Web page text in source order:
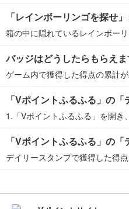
「レインボーリンゴを探せ」
箱の中に隠れているレインボー
バッジはどうしたらもらえま
ゲーム内で獲得した得点の累計
「Vポイントふるふる」の「
1.「Vポイントふるふる」を開き
「Vポイントふるふる」の「
デイリースタンプで獲得した得